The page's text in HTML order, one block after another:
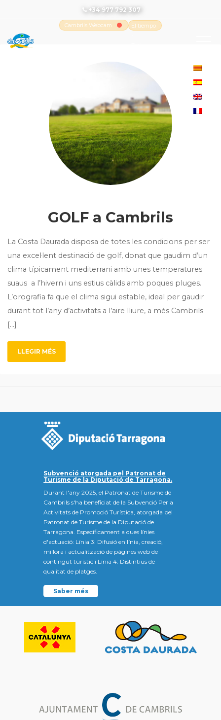
+34 977 792 307
Cambrils Webcam
El tiempo
GOLF a Cambrils
La Costa Daurada disposa de totes les condicions per ser
una excel·lent destinació de golf, donat que gaudim d’un
clima típicament mediterrani amb unes temperatures
suaus a l’hivern i uns estius càlids amb poques pluges.
L’orografia fa que el clima sigui estable, ideal per gaudir
durant tot l’any d’activitats a l’aire lliure, a més Cambrils
[…]
LLEGIR MÉS
Subvenció atorgada pel Patronat de
Turisme de la Diputació de Tarragona.
Durant l'any 2025, el Patronat de Turisme de
Cambrils s'ha beneficiat de la Subvenció Per a
Activitats de Promoció Turística, atorgada pel
Patronat de Turisme de la Diputació de
Tarragona. Específicament a dues línies
d'actuació: Línia 3: Difusió en línia, creació,
millora i actualització de pàgines web de
contingut turístic i Línia 4: Distintius de
qualitat de platges.
Saber més